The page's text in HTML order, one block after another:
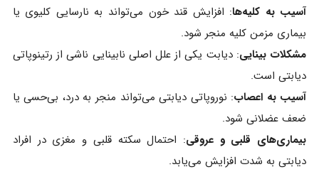
آسیب به کلیه‌ها: افزایش قند خون می‌تواند به نارسایی کلیوی یا
بیماری مزمن کلیه منجر شود.
مشکلات بینایی: دیابت یکی از علل اصلی نابینایی ناشی از رتینوپاتی
دیابتی است.
آسیب به اعصاب: نوروپاتی دیابتی می‌تواند منجر به درد، بی‌حسی یا
ضعف عضلانی شود.
بیماری‌های قلبی و عروقی: احتمال سکته قلبی و مغزی در افراد
دیابتی به شدت افزایش می‌یابد.